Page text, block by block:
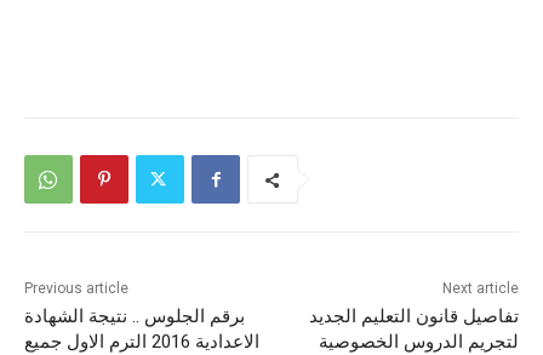
Previous article
برقم الجلوس .. نتيجة الشهادة
الاعدادية 2016 الترم الاول جميع
Next article
تفاصيل قانون التعليم الجديد
لتجريم الدروس الخصوصية